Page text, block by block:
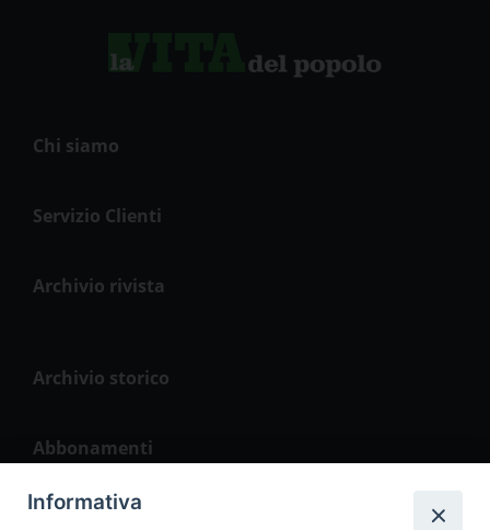
Chi siamo
Servizio Clienti
Archivio rivista
Archivio storico
Abbonamenti
Informativa